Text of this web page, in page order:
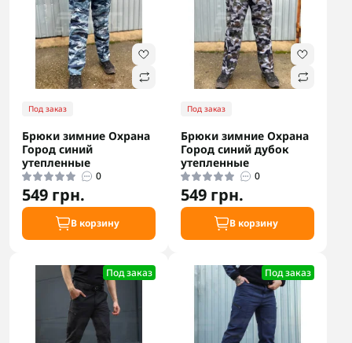
Под заказ
Брюки зимние Охрана
Город синий
утепленные
0
549 грн.
В корзину
Под заказ
Брюки зимние Охрана
Город синий дубок
утепленные
0
549 грн.
В корзину
Под заказ Под заказ